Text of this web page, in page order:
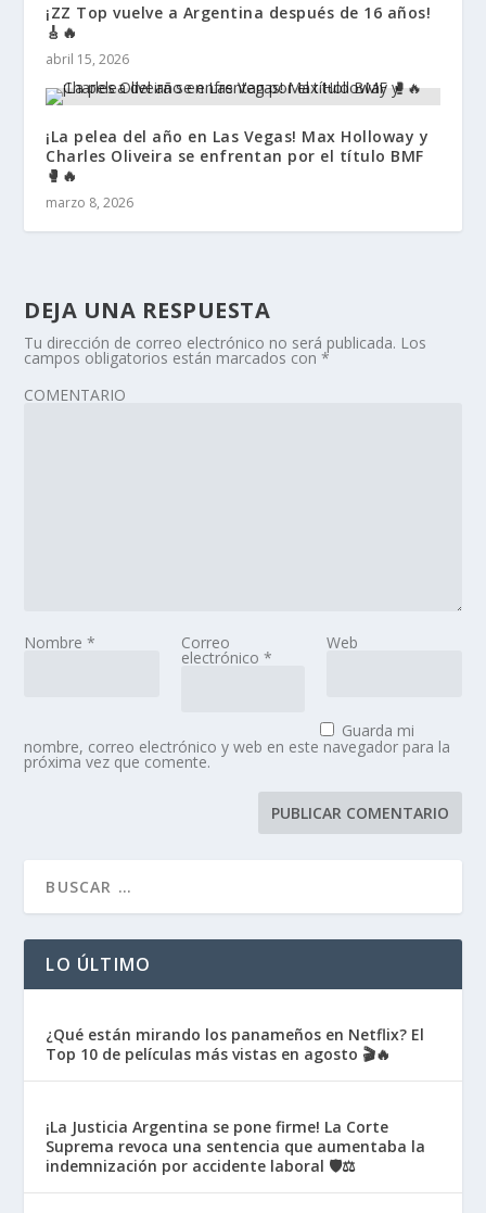
¡ZZ Top vuelve a Argentina después de 16 años!
🎸🔥
abril 15, 2026
¡La pelea del año en Las Vegas! Max Holloway y
Charles Oliveira se enfrentan por el título BMF
🥊🔥
marzo 8, 2026
DEJA UNA RESPUESTA
Tu dirección de correo electrónico no será publicada. Los
campos obligatorios están marcados con*
COMENTARIO
Nombre* Correo
electrónico *
Web
Guarda mi
nombre, correo electrónico y web en este navegador para la
próxima vez que comente.
LO ÚLTIMO
¿Qué están mirando los panameños en Netflix? El
Top 10 de películas más vistas en agosto 🎬🔥
¡La Justicia Argentina se pone firme! La Corte
Suprema revoca una sentencia que aumentaba la
indemnización por accidente laboral 🛡️⚖️